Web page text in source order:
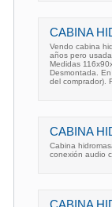
CABINA
Vendo cabina
años pero
Medidas
Desmontada.
del comprador).
CABINA
Cabina
conexión audio